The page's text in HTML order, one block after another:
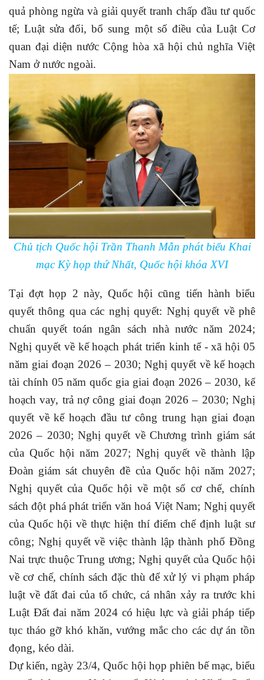
quả phòng ngừa và giải quyết tranh chấp đầu tư quốc
tế; Luật sửa đổi, bổ sung một số điều của Luật Cơ
quan đại diện nước Cộng hòa xã hội chủ nghĩa Việt
Nam ở nước ngoài.
Chủ tịch Quốc hội Trần Thanh Mẫn phát biểu Khai
mạc Kỳ họp thứ Nhất, Quốc hội khóa XVI
Tại đợt họp 2 này, Quốc hội cũng tiến hành biểu
quyết thông qua các nghị quyết: Nghị quyết về phê
chuẩn quyết toán ngân sách nhà nước năm 2024;
Nghị quyết về kế hoạch phát triển kinh tế - xã hội 05
năm giai đoạn 2026 – 2030; Nghị quyết về kế hoạch
tài chính 05 năm quốc gia giai đoạn 2026 – 2030, kế
hoạch vay, trả nợ công giai đoạn 2026 – 2030; Nghị
quyết về kế hoạch đầu tư công trung hạn giai đoạn
2026 – 2030; Nghị quyết về Chương trình giám sát
của Quốc hội năm 2027; Nghị quyết về thành lập
Đoàn giám sát chuyên đề của Quốc hội năm 2027;
Nghị quyết của Quốc hội về một số cơ chế, chính
sách đột phá phát triển văn hoá Việt Nam; Nghị quyết
của Quốc hội về thực hiện thí điểm chế định luật sư
công; Nghị quyết về việc thành lập thành phố Đồng
Nai trực thuộc Trung ương; Nghị quyết của Quốc hội
về cơ chế, chính sách đặc thù để xử lý vi phạm pháp
luật về đất đai của tổ chức, cá nhân xảy ra trước khi
Luật Đất đai năm 2024 có hiệu lực và giải pháp tiếp
tục tháo gỡ khó khăn, vướng mắc cho các dự án tồn
đọng, kéo dài.
Dự kiến, ngày 23/4, Quốc hội họp phiên bế mạc, biểu